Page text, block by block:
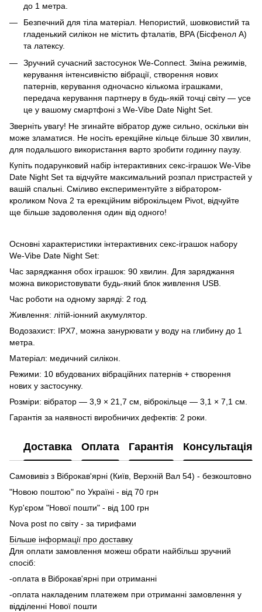
до 1 метра.
Безпечний для тіла матеріал. Непористий, шовковистий та
гладенький силікон не містить фталатів, BPA (Бісфенол А)
та латексу.
Зручний сучасний застосунок We-Connect. Зміна режимів,
керування інтенсивністю вібрації, створення нових
патернів, керування одночасно кількома іграшками,
передача керування партнеру в будь-якій точці світу — усе
це у вашому смартфоні з We-Vibe Date Night Set.
Зверніть увагу! Не згинайте вібратор дуже сильно, оскільки він
може зламатися. Не носіть ерекційне кільце більше 30 хвилин,
для подальшого використання варто зробити годинну паузу.
Купіть подарунковий набір інтерактивних секс-іграшок We-Vibe
Date Night Set та відчуйте максимальний розпал пристрастей у
вашій спальні. Сміливо експериментуйте з вібратором-
кроликом Nova 2 та ерекційним віброкільцем Pivot, відчуйте
ще більше задоволення один від одного!
Основні характеристики інтерактивних секс-іграшок набору
We-Vibe Date Night Set:
Час заряджання обох іграшок: 90 хвилин. Для заряджання
можна використовувати будь-який блок живлення USB.
Час роботи на одному заряді: 2 год.
Живлення: літій-іонний акумулятор.
Водозахист: IPX7, можна занурювати у воду на глибину до 1
метра.
Матеріал: медичний силікон.
Режими: 10 вбудованих вібраційних патернів + створення
нових у застосунку.
Розміри: вібратор — 3,9 × 21,7 см, віброкільце — 3,1 × 7,1 см.
Гарантія за наявності виробничих дефектів: 2 роки.
Доставка Оплата Гарантія Консультація
Самовивіз з Віброкав'ярні (Київ, Верхній Вал 54) - безкоштовно
"Новою поштою" по Україні - від 70 грн
Кур'єром "Нової пошти" - від 100 грн
Nova post по світу - за тирифами
Більше інформації про доставку
Для оплати замовлення можеш обрати найбільш зручний
спосіб:
-оплата в Віброкав'ярні при отриманні
-оплата накладеним платежем при отриманні замовлення у
відділенні Нової пошти